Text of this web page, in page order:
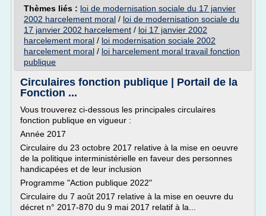
Thèmes liés : loi de modernisation sociale du 17 janvier
2002 harcelement moral / loi de modernisation sociale du
17 janvier 2002 harcelement / loi 17 janvier 2002
harcelement moral / loi modernisation sociale 2002
harcelement moral / loi harcelement moral travail fonction
publique
Circulaires fonction publique | Portail de la
Fonction ...
Vous trouverez ci-dessous les principales circulaires
fonction publique en vigueur :
Année 2017
Circulaire du 23 octobre 2017 relative à la mise en oeuvre
de la politique interministérielle en faveur des personnes
handicapées et de leur inclusion
Programme "Action publique 2022"
Circulaire du 7 août 2017 relative à la mise en oeuvre du
décret n° 2017-870 du 9 mai 2017 relatif à la...